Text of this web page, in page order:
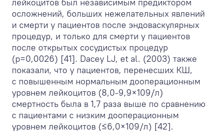
осложнений, больших нежелательных явлений
и смерти у пациентов после эндоваскулярных
процедур, и только для смерти у пациентов
после открытых сосудистых процедур
(р=0,0026) [41]. Dacey LJ, et al. (2003) также
показали, что у пациентов, перенесших КШ,
с повышенным нормальным дооперационным
уровнем лейкоцитов (8,0-9,9×109/л)
смертность была в 1,7 раза выше по сравнению
с пациентами с низким дооперационным
уровнем лейкоцитов (≤6,0×109/л) [42].